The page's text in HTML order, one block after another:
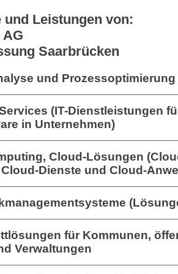
und Leistungen von:
Saarbrücken
und Prozessoptimierung
(IT-Dienstleistungen
in Unternehmen)
Cloud-Lösungen
Dienste und Cloud-
für Kommunen,
Verwaltungen